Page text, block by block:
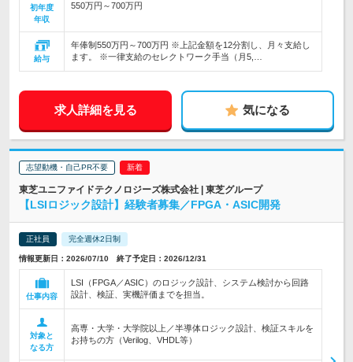
初年度
年収
550万円～700万円
給与
年俸制550万円～700万円 ※上記金額を12分割し、月々支給し
ます。 ※一律支給のセレクトワーク手当（月5,…
求人詳細を見る 気になる
志望動機・自己PR不要
東芝ユニファイドテクノロジーズ株式会社 | 東芝グループ
【LSIロジック設計】経験者募集／FPGA・ASIC開発
正社員 完全週休2日制
情報更新日：2026/07/10 終了予定日：2026/12/31
仕事内容
LSI（FPGA／ASIC）のロジック設計、システム検討から回路
設計、検証、実機評価までを担当。
対象と
なる方
高専・大学・大学院以上／半導体ロジック設計、検証スキルを
お持ちの方（Verilog、VHDL等）